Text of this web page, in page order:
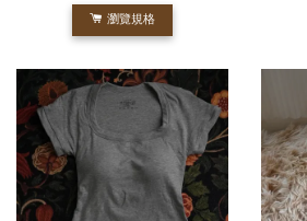
瀏覽規格